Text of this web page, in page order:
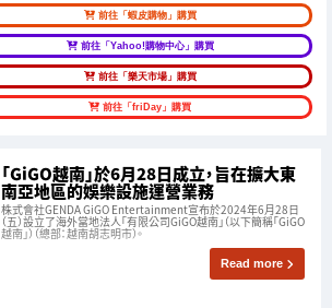
前往「蝦皮購物」購買
前往「Yahoo!購物中心」購買
前往「樂天市場」購買
前往「friDay」購買
「GiGO越南」於6月28日成立，旨在擴大東
南亞地區的娛樂設施運營業務
株式會社GENDA GiGO Entertainment宣布於2024年6月28日
（五）設立了海外當地法人「有限公司GiGO越南」（以下簡稱「GiGO
越南」）（總部：越南胡志明市）。
Read more